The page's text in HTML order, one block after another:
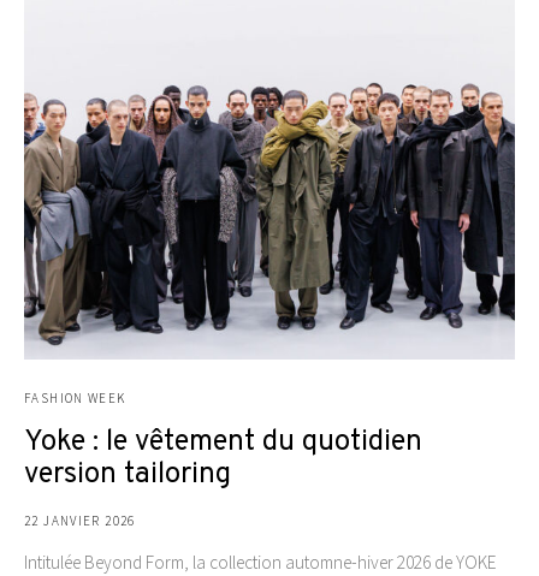
FASHION WEEK
Yoke : le vêtement du quotidien
version tailoring
22 JANVIER 2026
Intitulée Beyond Form, la collection automne-hiver 2026 de YOKE